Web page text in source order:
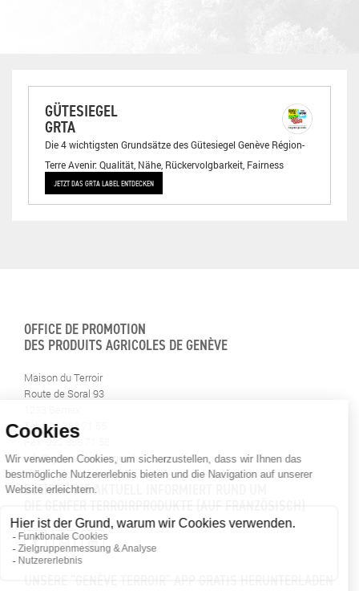
GÜTESIEGEL
GRTA
Die 4 wichtigsten Grundsätze des Gütesiegel Genève Région-
Terre Avenir: Qualität, Nähe, Rückervolgbarkeit, Fairness
JETZT DAS GRTA LABEL ENTDECKEN
OFFICE DE PROMOTION
DES PRODUITS AGRICOLES DE GENÈVE
Maison du Terroir
Route de Soral 93
Tél: 022 388 71 55
Fax: 022 388 71 58
info@geneveterroir.ge.ch
BLEIBEN SIE AKTUELL INFORMIERT RUND UM